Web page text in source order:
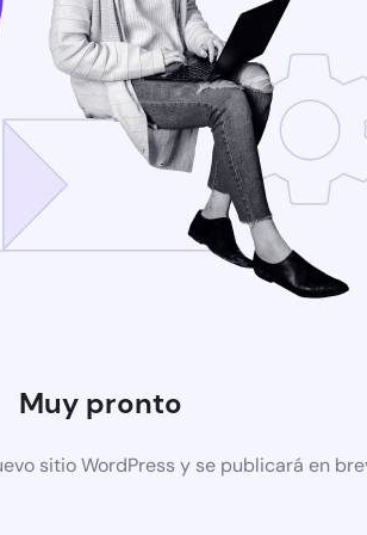
Muy pronto
sitio WordPress y se publicará en